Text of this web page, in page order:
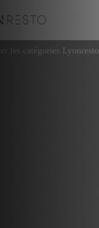
les catégories Lyonresto